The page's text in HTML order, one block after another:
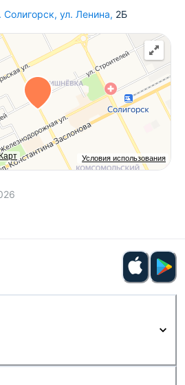
Солигорск, ул. Ленина, 2Б
Условия использования